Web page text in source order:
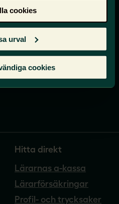
cookies
urval
cookies
Hitta direkt
Lärarnas a-kassa
Lärarförsäkringar
Profil- och trycksaker